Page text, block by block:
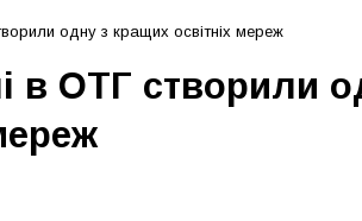
одну з кращих освітніх мереж
в ОТГ створили